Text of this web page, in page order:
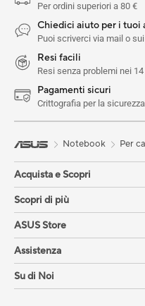
Per ordini superiori a 80 €
Chiedici aiuto per i tuoi
Puoi scriverci via mail o
Resi facili
Resi senza problemi nei
Pagamenti sicuri
Crittografia per la
Notebook Per
Acquista e Scopri
Scopri di più
ASUS Store
Assistenza
Su di Noi